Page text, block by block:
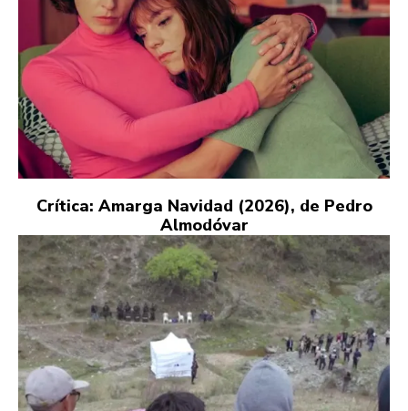
Crítica: Amarga Navidad (2026), de Pedro
Almodóvar